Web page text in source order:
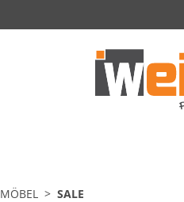
MÖBEL SALE